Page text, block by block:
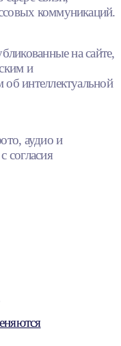
коммуникаций.
на сайте,
и
интеллектуальной
аудио и
согласия